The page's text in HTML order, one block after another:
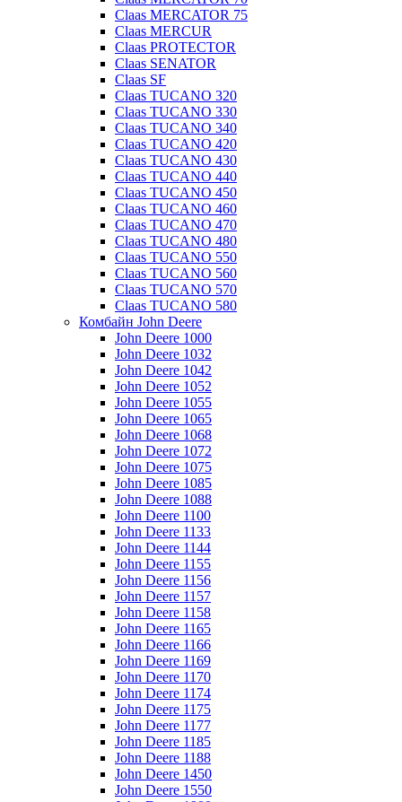
Claas MERCATOR 75
Claas MERCUR
Claas PROTECTOR
Claas SENATOR
Claas SF
Claas TUCANO 320
Claas TUCANO 330
Claas TUCANO 340
Claas TUCANO 420
Claas TUCANO 430
Claas TUCANO 440
Claas TUCANO 450
Claas TUCANO 460
Claas TUCANO 470
Claas TUCANO 480
Claas TUCANO 550
Claas TUCANO 560
Claas TUCANO 570
Claas TUCANO 580
Комбайн John Deere
John Deere 1000
John Deere 1032
John Deere 1042
John Deere 1052
John Deere 1055
John Deere 1065
John Deere 1068
John Deere 1072
John Deere 1075
John Deere 1085
John Deere 1088
John Deere 1100
John Deere 1133
John Deere 1144
John Deere 1155
John Deere 1156
John Deere 1157
John Deere 1158
John Deere 1165
John Deere 1166
John Deere 1169
John Deere 1170
John Deere 1174
John Deere 1175
John Deere 1177
John Deere 1185
John Deere 1188
John Deere 1450
John Deere 1550